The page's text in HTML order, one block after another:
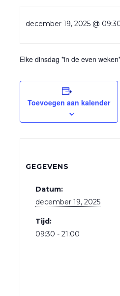
december 19, 2025 @
Elke dinsdag *in de even
Toevoegen aan kalender
GEGEVENS
Datum:
december 19, 2025
Tijd:
09:30 - 21:00